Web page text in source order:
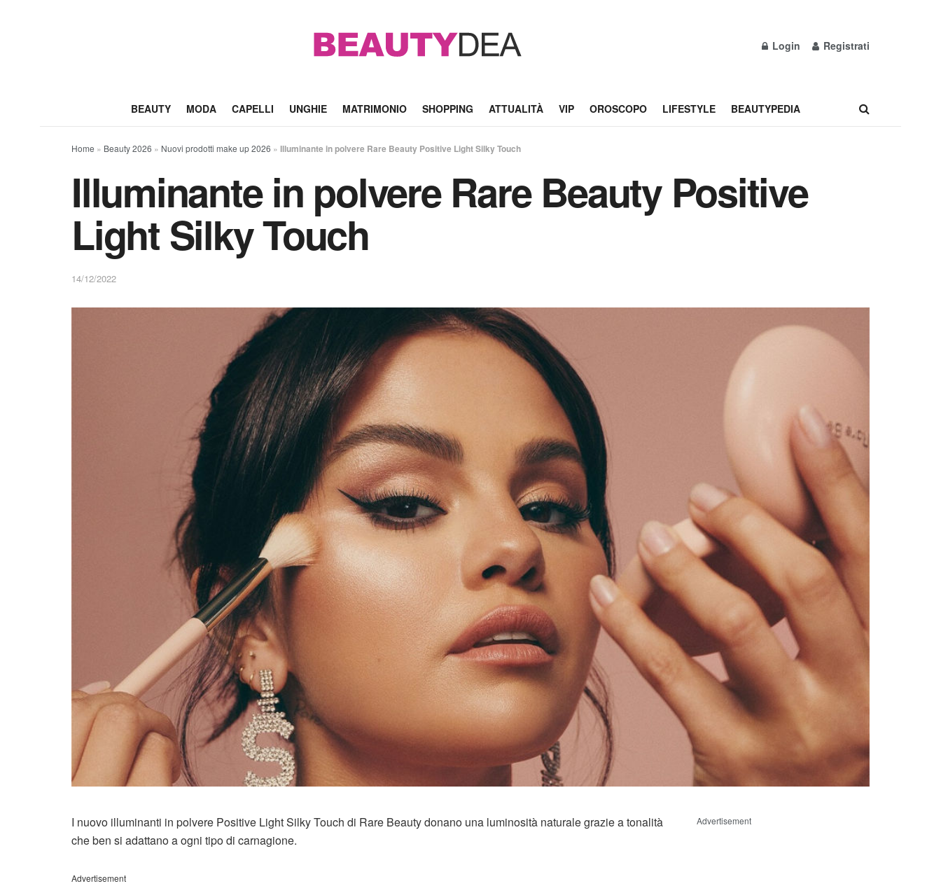
Login Registrati
BEAUTY MODA CAPELLI UNGHIE MATRIMONIO SHOPPING ATTUALITÀ VIP OROSCOPO LIFESTYLE BEAUTYPEDIA
Home » Beauty 2026 » Nuovi prodotti make up 2026 » Illuminante in polvere Rare Beauty Positive Light Silky Touch
Illuminante in polvere Rare Beauty Positive
Light Silky Touch
14/12/2022
I nuovo illuminanti in polvere Positive Light Silky Touch di Rare Beauty donano una luminosità naturale grazie a tonalità
che ben si adattano a ogni tipo di carnagione.
Advertisement
Advertisement